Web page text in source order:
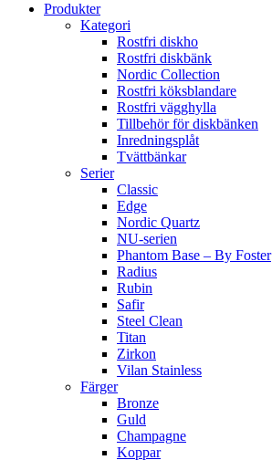
Produkter
Kategori
Rostfri diskho
Rostfri diskbänk
Nordic Collection
Rostfri köksblandare
Rostfri vägghylla
Tillbehör för diskbänken
Inredningsplåt
Tvättbänkar
Serier
Classic
Edge
Nordic Quartz
NU-serien
Phantom Base – By Foster
Radius
Rubin
Safir
Steel Clean
Titan
Zirkon
Vilan Stainless
Färger
Bronze
Guld
Champagne
Koppar